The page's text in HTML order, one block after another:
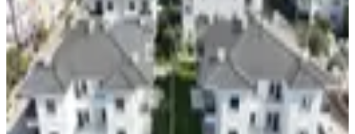
38.000 ₺
Kerim EmlakKerim Kızmaz
Ara